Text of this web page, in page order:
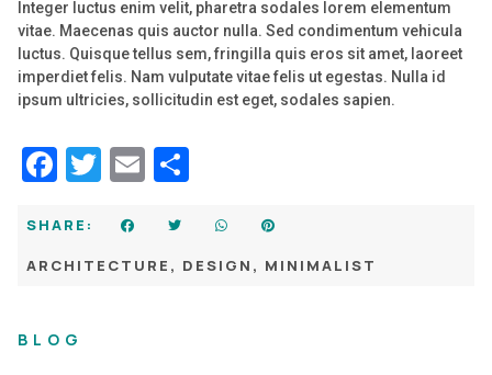
Integer luctus enim velit, pharetra sodales lorem elementum
vitae. Maecenas quis auctor nulla. Sed condimentum vehicula
luctus. Quisque tellus sem, fringilla quis eros sit amet, laoreet
imperdiet felis. Nam vulputate vitae felis ut egestas. Nulla id
ipsum ultricies, sollicitudin est eget, sodales sapien.
Facebook
Twitter
Email
SHARE:
ARCHITECTURE , DESIGN , MINIMALIST
BLOG